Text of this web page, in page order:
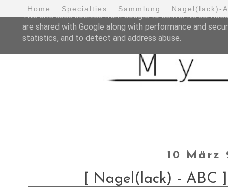
Home Specialties Sammlung Nagel(lack)-
10 März
[ Nagel(lack) - ABC
This site uses cookies from Google to deliver its
are shared with Google along with performance and
statistics, and to detect and address abuse.